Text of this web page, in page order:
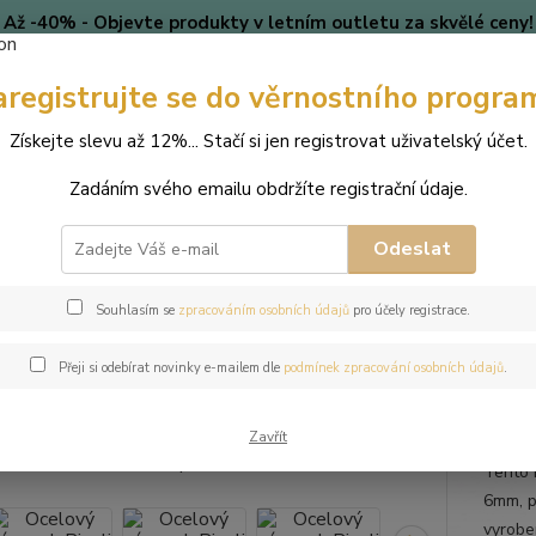
Až -40% - Objevte produkty v letním outletu za skvělé ceny!
🎄 VÁNOCE Blog
Náramky Ocelový náramek Rivoli s krystalem Swarovski -
náramek Rivoli s
Tento
6mm,
se do věrnostního
Získejte slevu až 12%... Stačí si jen registrovat uživatelský účet.
Zadáním svého emailu obdržíte registrační údaje.
Odeslat
Souhlasím se zpracováním osobních údajůpro účely registrace.
Přeji si odebírat novinky e-mailem dle podmínek zpracování osobních údajů.
Zavřít